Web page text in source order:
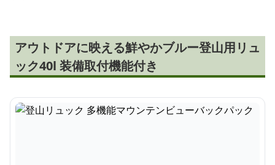
アウトドアに映える鮮やかブルー登山用リュ
ック40l 装備取付機能付き